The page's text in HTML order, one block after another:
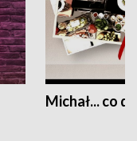
Michał... co